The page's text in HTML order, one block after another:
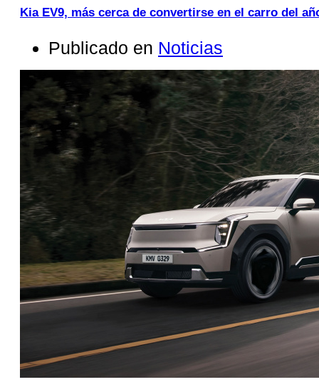
Kia EV9, más cerca de convertirse en el carro del
Publicado en Noticias